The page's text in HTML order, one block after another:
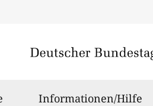
Informationen/Hilfe